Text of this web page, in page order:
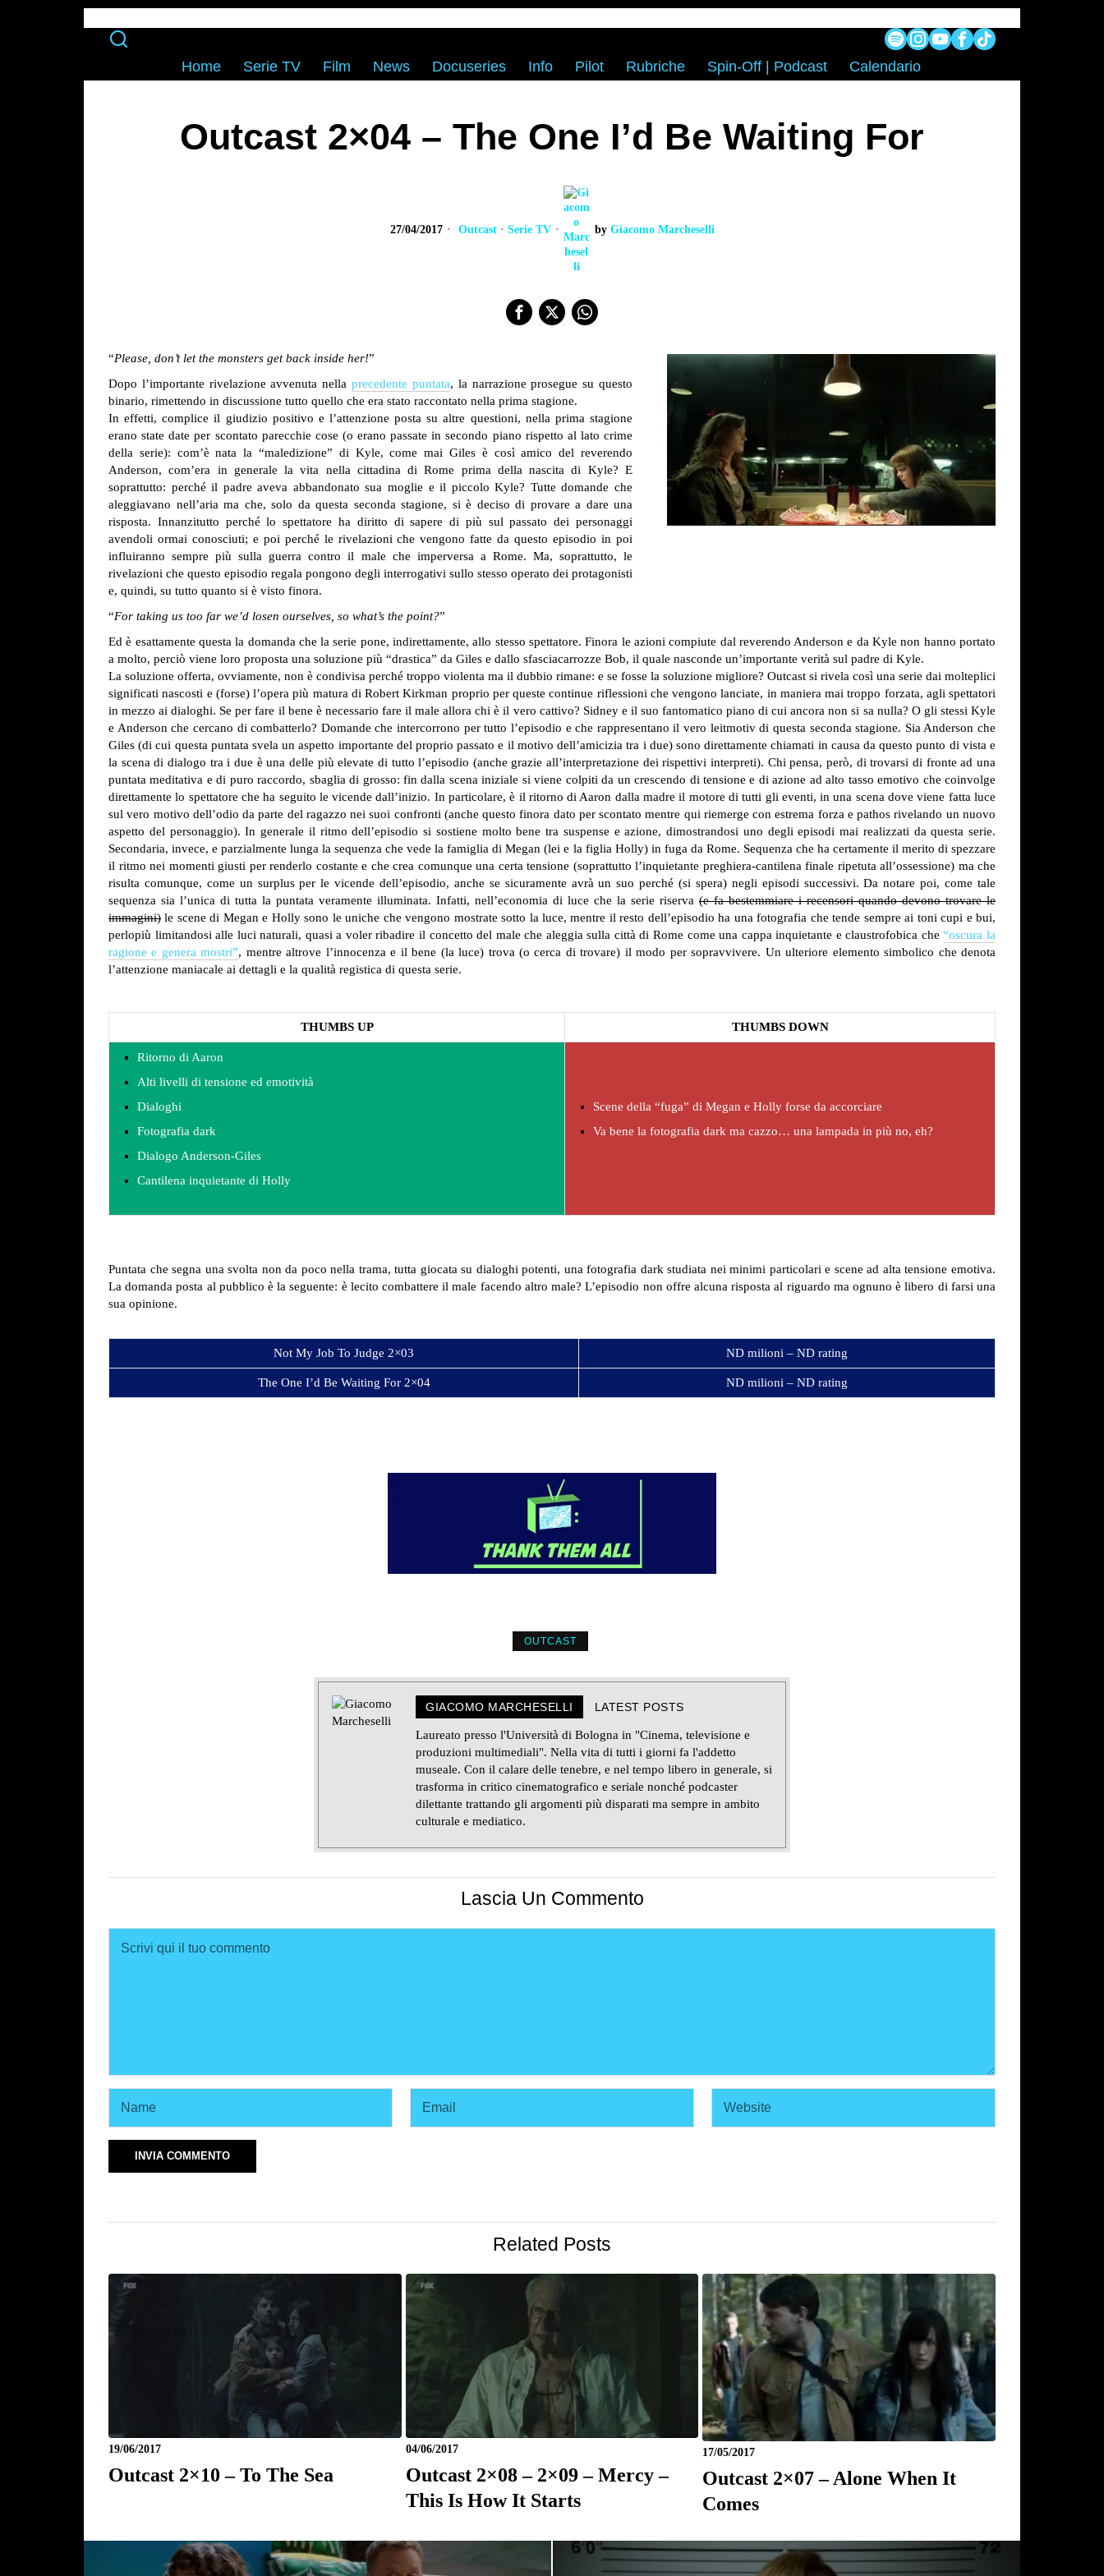
Home Serie TV Film News Docuseries Info Pilot Rubriche Spin-Off | Podcast Calendario
Outcast 2×04 – The One I’d Be Waiting For
27/04/2017 Outcast · Serie TV by Giacomo Marcheselli
“Please, don’t let the monsters get back inside her!”
Dopo l’importante rivelazione avvenuta nellaprecedente puntata, la narrazione prosegue su questo
binario, rimettendo in discussione tutto quello che era stato raccontato nella prima stagione.
In effetti, complice il giudizio positivo e l’attenzione posta su altre questioni, nella prima stagione
erano state date per scontato parecchie cose (o erano passate in secondo piano rispetto al lato crime
della serie): com’è nata la “maledizione” di Kyle, come mai Giles è così amico del reverendo
Anderson, com’era in generale la vita nella cittadina di Rome prima della nascita di Kyle? E
soprattutto: perché il padre aveva abbandonato sua moglie e il piccolo Kyle? Tutte domande che
aleggiavano nell’aria ma che, solo da questa seconda stagione, si è deciso di provare a dare una
risposta. Innanzitutto perché lo spettatore ha diritto di sapere di più sul passato dei personaggi
avendoli ormai conosciuti; e poi perché le rivelazioni che vengono fatte da questo episodio in poi
influiranno sempre più sulla guerra contro il male che imperversa a Rome. Ma, soprattutto, le
rivelazioni che questo episodio regala pongono degli interrogativi sullo stesso operato dei protagonisti
e, quindi, su tutto quanto si è visto finora.
“For taking us too far we’d losen ourselves, so what’s the point?”
Ed è esattamente questa la domanda che la serie pone, indirettamente, allo stesso spettatore. Finora le azioni compiute dal reverendo Anderson e da Kyle non hanno portato
a molto, perciò viene loro proposta una soluzione più “drastica” da Giles e dallo sfasciacarrozze Bob, il quale nasconde un’importante verità sul padre di Kyle.
La soluzione offerta, ovviamente, non è condivisa perché troppo violenta ma il dubbio rimane: e se fosse la soluzione migliore? Outcast si rivela così una serie dai molteplici
significati nascosti e (forse) l’opera più matura di Robert Kirkman proprio per queste continue riflessioni che vengono lanciate, in maniera mai troppo forzata, agli spettatori
in mezzo ai dialoghi. Se per fare il bene è necessario fare il male allora chi è il vero cattivo? Sidney e il suo fantomatico piano di cui ancora non si sa nulla? O gli stessi Kyle
e Anderson che cercano di combatterlo? Domande che intercorrono per tutto l’episodio e che rappresentano il vero leitmotiv di questa seconda stagione. Sia Anderson che
Giles (di cui questa puntata svela un aspetto importante del proprio passato e il motivo dell’amicizia tra i due) sono direttamente chiamati in causa da questo punto di vista e
la scena di dialogo tra i due è una delle più elevate di tutto l’episodio (anche grazie all’interpretazione dei rispettivi interpreti). Chi pensa, però, di trovarsi di fronte ad una
puntata meditativa e di puro raccordo, sbaglia di grosso: fin dalla scena iniziale si viene colpiti da un crescendo di tensione e di azione ad alto tasso emotivo che coinvolge
direttamente lo spettatore che ha seguito le vicende dall’inizio. In particolare, è il ritorno di Aaron dalla madre il motore di tutti gli eventi, in una scena dove viene fatta luce
sul vero motivo dell’odio da parte del ragazzo nei suoi confronti (anche questo finora dato per scontato mentre qui riemerge con estrema forza e pathos rivelando un nuovo
aspetto del personaggio). In generale il ritmo dell’episodio si sostiene molto bene tra suspense e azione, dimostrandosi uno degli episodi mai realizzati da questa serie.
Secondaria, invece, e parzialmente lunga la sequenza che vede la famiglia di Megan (lei e la figlia Holly) in fuga da Rome. Sequenza che ha certamente il merito di spezzare
il ritmo nei momenti giusti per renderlo costante e che crea comunque una certa tensione (soprattutto l’inquietante preghiera-cantilena finale ripetuta all’ossessione) ma che
risulta comunque, come un surplus per le vicende dell’episodio, anche se sicuramente avrà un suo perché (si spera) negli episodi successivi. Da notare poi, come tale
sequenza sia l’unica di tutta la puntata veramente illuminata. Infatti, nell’economia di luce che la serie riserva (e fa bestemmiare i recensori quando devono trovare le
immagini) le scene di Megan e Holly sono le uniche che vengono mostrate sotto la luce, mentre il resto dell’episodio ha una fotografia che tende sempre ai toni cupi e bui,
perlopiù limitandosi alle luci naturali, quasi a voler ribadire il concetto del male che aleggia sulla città di Rome come una cappa inquietante e claustrofobica che“oscura la
ragione e genera mostri”, mentre altrove l’innocenza e il bene (la luce) trova (o cerca di trovare) il modo per sopravvivere. Un ulteriore elemento simbolico che denota
l’attenzione maniacale ai dettagli e la qualità registica di questa serie.
THUMBS UP THUMBS DOWN
Ritorno di Aaron
Alti livelli di tensione ed emotività
Dialoghi
Fotografia dark
Dialogo Anderson-Giles
Cantilena inquietante di Holly
Scene della “fuga” di Megan e Holly forse da accorciare
Va bene la fotografia dark ma cazzo… una lampada in più no, eh?
Puntata che segna una svolta non da poco nella trama, tutta giocata su dialoghi potenti, una fotografia dark studiata nei minimi particolari e scene ad alta tensione emotiva.
La domanda posta al pubblico è la seguente: è lecito combattere il male facendo altro male? L’episodio non offre alcuna risposta al riguardo ma ognuno è libero di farsi una
sua opinione.
Not My Job To Judge 2×03 ND milioni – ND rating
The One I’d Be Waiting For 2×04 ND milioni – ND rating
OUTCAST
GIACOMO MARCHESELLI LATEST POSTS
Laureato presso l'Università di Bologna in "Cinema, televisione e
produzioni multimediali". Nella vita di tutti i giorni fa l'addetto
museale. Con il calare delle tenebre, e nel tempo libero in generale, si
trasforma in critico cinematografico e seriale nonché podcaster
dilettante trattando gli argomenti più disparati ma sempre in ambito
culturale e mediatico.
Lascia Un Commento
Related Posts
19/06/2017
Outcast 2×10 – To The Sea
04/06/2017
Outcast 2×08 – 2×09 – Mercy –
This Is How It Starts
17/05/2017
Outcast 2×07 – Alone When It
Comes